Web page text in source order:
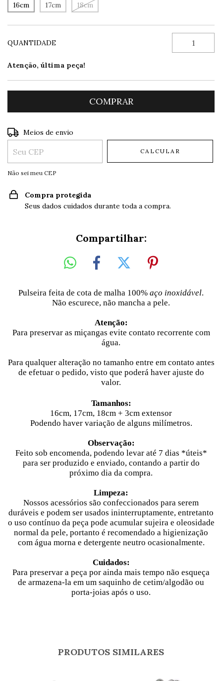
16cm
17cm 18cm
QUANTIDADE
Atenção, última peça!
Entregas para o CEP:
Meios de envio
CALCULAR
Não sei meu CEP
Compra protegida
Seus dados cuidados durante toda a compra.
Compartilhar:
Pulseira feita de cota de malha 100% aço inoxidável.
Não escurece, não mancha a pele.
Atenção:
Para preservar as miçangas evite contato recorrente com
água.
Para qualquer alteração no tamanho entre em contato antes
de efetuar o pedido, visto que poderá haver ajuste do
valor.
Tamanhos:
16cm, 17cm, 18cm + 3cm extensor
Podendo haver variação de alguns milímetros.
Observação:
Feito sob encomenda, podendo levar até 7 dias *úteis*
para ser produzido e enviado, contando a partir do
próximo dia da compra.
Limpeza:
Nossos acessórios são confeccionados para serem
duráveis e podem ser usados ininterruptamente, entretanto
o uso contínuo da peça pode acumular sujeira e oleosidade
normal da pele, portanto é recomendado a higienização
com água morna e detergente neutro ocasionalmente.
Cuidados:
Para preservar a peça por ainda mais tempo não esqueça
de armazena-la em um saquinho de cetim/algodão ou
porta-joias após o uso.
PRODUTOS SIMILARES